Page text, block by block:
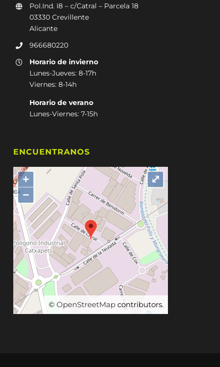
Pol.Ind. I8 – c/Catral – Parcela 18
03330 Crevillente
Alicante
966680220
Horario de invierno
Lunes-Jueves: 8-17h
Viernes: 8-14h
Horario de verano
Lunes-Viernes: 7-15h
ENCUENTRANOS
+
−
© OpenStreetMapcontributors.
⤢